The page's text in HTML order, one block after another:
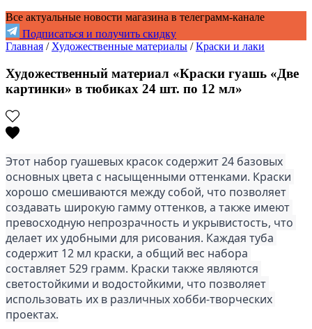
Все актуальные новости магазина в телеграмм-канале
Подписаться и получить скидку
Главная / Художественные материалы /Краски и лаки
Художественный материал «Краски гуашь «Две
картинки» в тюбиках 24 шт. по 12 мл»
Этот набор гуашевых красок содержит 24 базовых
основных цвета с насыщенными оттенками. Краски
хорошо смешиваются между собой, что позволяет
создавать широкую гамму оттенков, а также имеют
превосходную непрозрачность и укрывистость, что
делает их удобными для рисования. Каждая туба
содержит 12 мл краски, а общий вес набора
составляет 529 грамм. Краски также являются
светостойкими и водостойкими, что позволяет
использовать их в различных хобби-творческих
проектах.